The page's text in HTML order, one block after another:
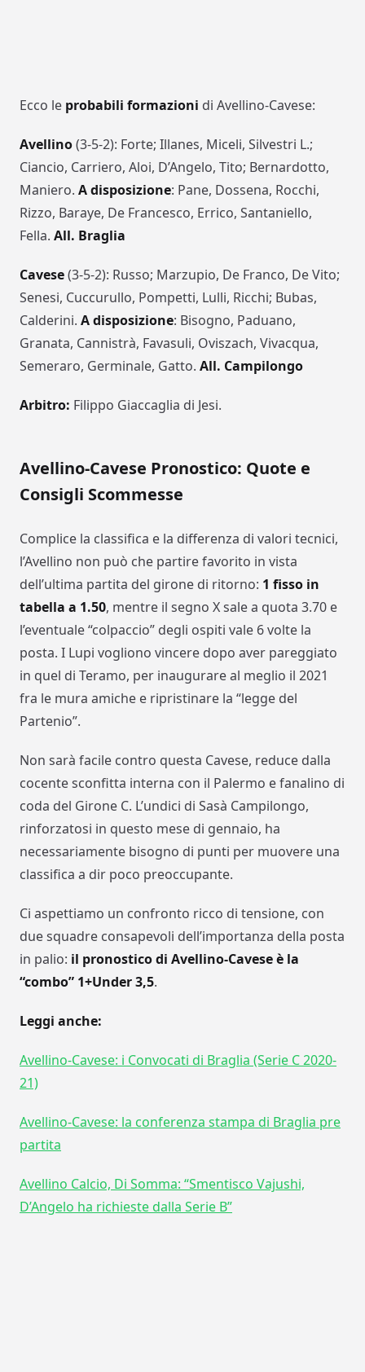
Ecco le probabili formazioni di Avellino-Cavese:
Avellino(3-5-2): Forte; Illanes, Miceli, Silvestri L.;
Ciancio, Carriero, Aloi, D’Angelo, Tito; Bernardotto,
Maniero. A disposizione: Pane, Dossena, Rocchi,
Rizzo, Baraye, De Francesco, Errico, Santaniello,
Fella. All. Braglia
Cavese(3-5-2): Russo; Marzupio, De Franco, De Vito;
Senesi, Cuccurullo, Pompetti, Lulli, Ricchi; Bubas,
Calderini. A disposizione: Bisogno, Paduano,
Granata, Cannistrà, Favasuli, Oviszach, Vivacqua,
Semeraro, Germinale, Gatto. All. Campilongo
Arbitro: Filippo Giaccaglia di Jesi.
Avellino-Cavese Pronostico: Quote e
Consigli Scommesse
Complice la classifica e la differenza di valori tecnici,
l’Avellino non può che partire favorito in vista
dell’ultima partita del girone di ritorno: 1 fisso in
tabella a 1.50, mentre il segno X sale a quota 3.70 e
l’eventuale “colpaccio” degli ospiti vale 6 volte la
posta. I Lupi vogliono vincere dopo aver pareggiato
in quel di Teramo, per inaugurare al meglio il 2021
fra le mura amiche e ripristinare la “legge del
Partenio”.
Non sarà facile contro questa Cavese, reduce dalla
cocente sconfitta interna con il Palermo e fanalino di
coda del Girone C. L’undici di Sasà Campilongo,
rinforzatosi in questo mese di gennaio, ha
necessariamente bisogno di punti per muovere una
classifica a dir poco preoccupante.
Ci aspettiamo un confronto ricco di tensione, con
due squadre consapevoli dell’importanza della posta
in palio: il pronostico di Avellino-Cavese è la
“combo” 1+Under 3,5.
Leggi anche:
Avellino-Cavese: i Convocati di Braglia (Serie C 2020-
21)
Avellino-Cavese: la conferenza stampa di Braglia pre
partita
Avellino Calcio, Di Somma: “Smentisco Vajushi,
D’Angelo ha richieste dalla Serie B”